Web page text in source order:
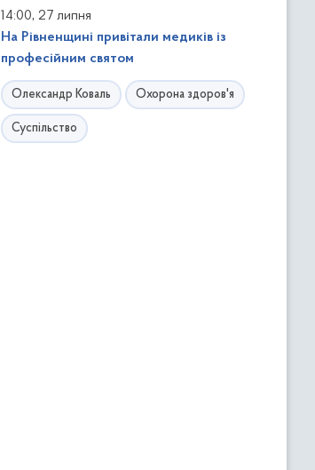
14:00, 27 липня
На Рівненщині привітали медиків із
професійним святом
Олександр Коваль Охорона здоров'я
Суспільство